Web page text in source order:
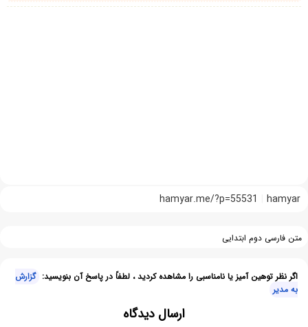
hamyar
hamyar.me/?p=55531
متن فارسی دوم ابتدایی
اگر نظر توهین آمیز یا نامناسبی را مشاهده کردید ، لطفاً در پاسخ آن بنویسید: گزارش
به مدیر
ارسال دیدگاه